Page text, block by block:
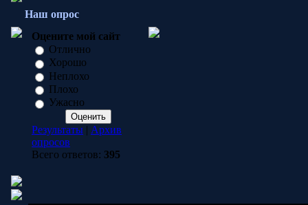
Наш опрос
Оцените мой сайт
Отлично
Хорошо
Неплохо
Плохо
Ужасно
Результаты | Архив
опросов
Всего ответов: 395